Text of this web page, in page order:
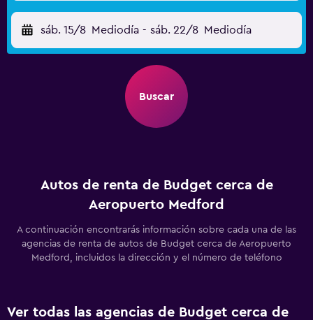
sáb. 15/8 Mediodía - sáb. 22/8 Mediodía
Buscar
Autos de renta de Budget cerca de
Aeropuerto Medford
A continuación encontrarás información sobre cada una de las
agencias de renta de autos de Budget cerca de Aeropuerto
Medford, incluidos la dirección y el número de teléfono
Ver todas las agencias de Budget cerca de